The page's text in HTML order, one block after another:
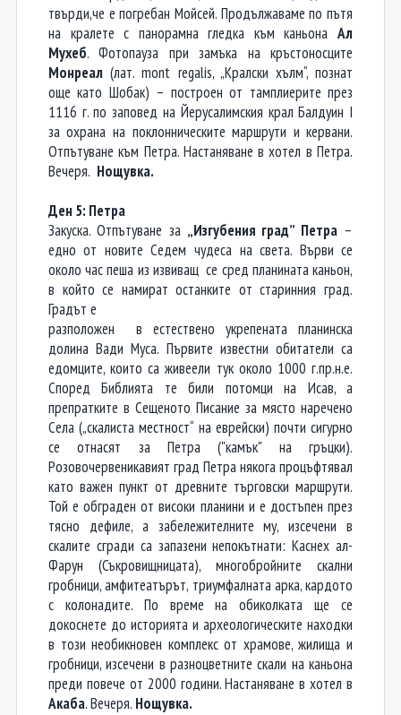
твърди,че е погребан Мойсей. Продължаваме по пътя
на кралете с панорамна гледка към каньонаАл
Мухеб. Фотопауза при замъка на кръстоносците
Монреал (лат. mont regalis, „Кралски хълм“, познат
още като Шобак) – построен от тамплиерите през
1116 г. по заповед на Йерусалимския крал Балдуин I
за охрана на поклонническите маршрути и кервани.
Отпътуване към Петра. Настаняване в хотел в Петра.
Вечеря. Нощувка.
Ден 5: Петра
Закуска. Отпътуване за „Изгубения град” Петра–
едно от новите Седем чудеса на света. Върви се
около час пеша из извиващ се сред планината каньон,
в който се намират останките от старинния град.
Градът е
разположен в естествено укрепената планинска
долина Вади Муса. Първите известни обитатели са
едомците, които са живеели тук около 1000 г.пр.н.е.
Според Библията те били потомци на Исав, а
препратките в Сещеното Писание за място наречено
Села („скалиста местност“ на еврейски) почти сигурно
се отнасят за Петра ("камък" на гръцки).
Розовочервеникавият град Петра някога процъфтявал
като важен пункт от древните търговски маршрути.
Той е обграден от високи планини и е достъпен през
тясно дефиле, а забележителните му, изсечени в
скалите сгради са запазени непокътнати: Каснех ал-
Фарун (Съкровищницата), многобройните скални
гробници, амфитеатърът, триумфалната арка, кардото
с колонадите. По време на обиколката ще се
докоснете до историята и археологическите находки
в този необикновен комплекс от храмове, жилища и
гробници, изсечени в разноцветните скали на каньона
преди повече от 2000 години. Настаняване в хотел в
Акаба. Вечеря. Нощувка.